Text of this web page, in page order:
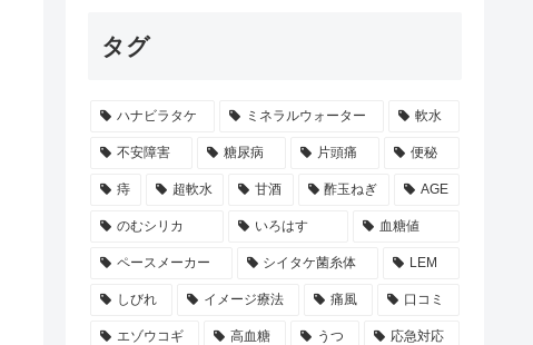
タグ
ハナビラタケ ミネラルウォーター 軟水
不安障害 糖尿病 片頭痛 便秘
痔 超軟水 甘酒 酢玉ねぎ AGE
のむシリカ いろはす 血糖値
ペースメーカー シイタケ菌糸体 LEM
しびれ イメージ療法 痛風 口コミ
エゾウコギ 高血糖 うつ 応急対応